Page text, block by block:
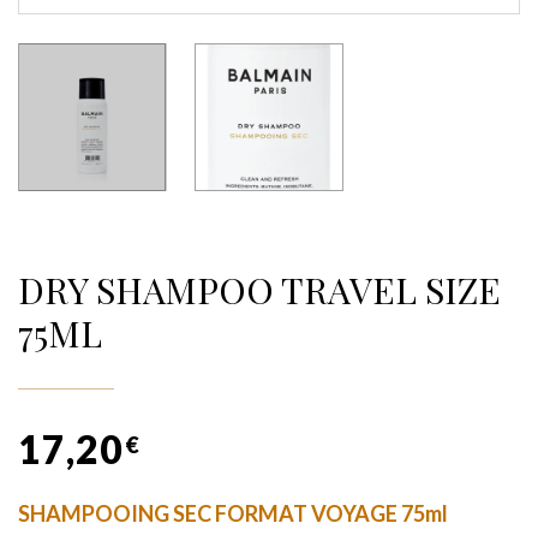
DRY SHAMPOO TRAVEL SIZE
75ML
17,20€
SHAMPOOING SEC FORMAT VOYAGE 75ml